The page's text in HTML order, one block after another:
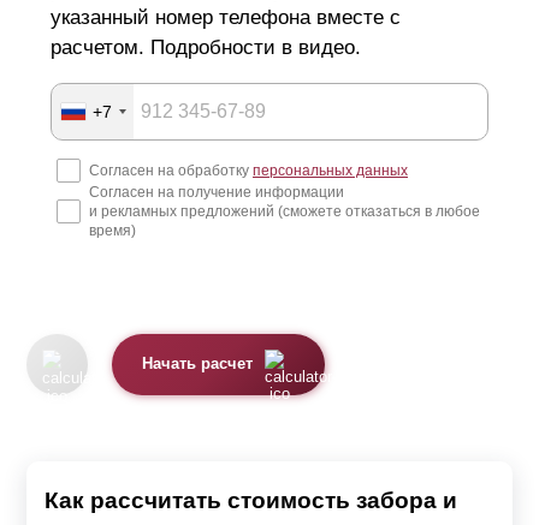
указанный номер телефона вместе с
расчетом. Подробности в видео.
+7
Согласен на обработку персональных данных
Согласен на получение информации
и рекламных предложений (сможете отказаться в любое
время)
Начать расчет
Как рассчитать стоимость забора и